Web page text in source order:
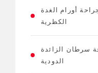
أورام الغدة
الكظرية
سرطان الزائدة
الدودية